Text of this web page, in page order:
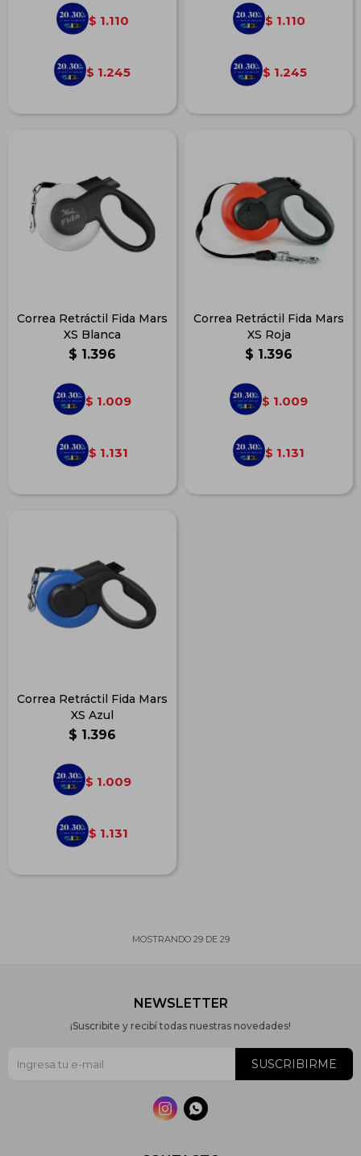
$ 1.110
$ 1.245
$ 1.110
$ 1.245
Correa Retráctil Fida Mars
XS Blanca
$ 1.396
$ 1.009
$ 1.131
Correa Retráctil Fida Mars
XS Roja
$ 1.396
$ 1.009
$ 1.131
Correa Retráctil Fida Mars
XS Azul
$ 1.396
$ 1.009
$ 1.131
MOSTRANDO 29DE 29
NEWSLETTER
¡Suscribite y recibí todas nuestras novedades!
SUSCRIBIRME
 